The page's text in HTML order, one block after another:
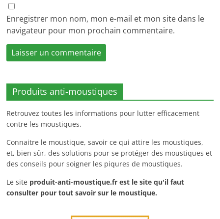
Enregistrer mon nom, mon e-mail et mon site dans le
navigateur pour mon prochain commentaire.
Produits anti-moustiques
Retrouvez toutes les informations pour lutter efficacement
contre les moustiques.
Connaitre le moustique, savoir ce qui attire les moustiques,
et, bien sûr, des solutions pour se protéger des moustiques et
des conseils pour soigner les piqures de moustiques.
Le site produit-anti-moustique.fr est le site qu'il faut
consulter pour tout savoir sur le moustique.